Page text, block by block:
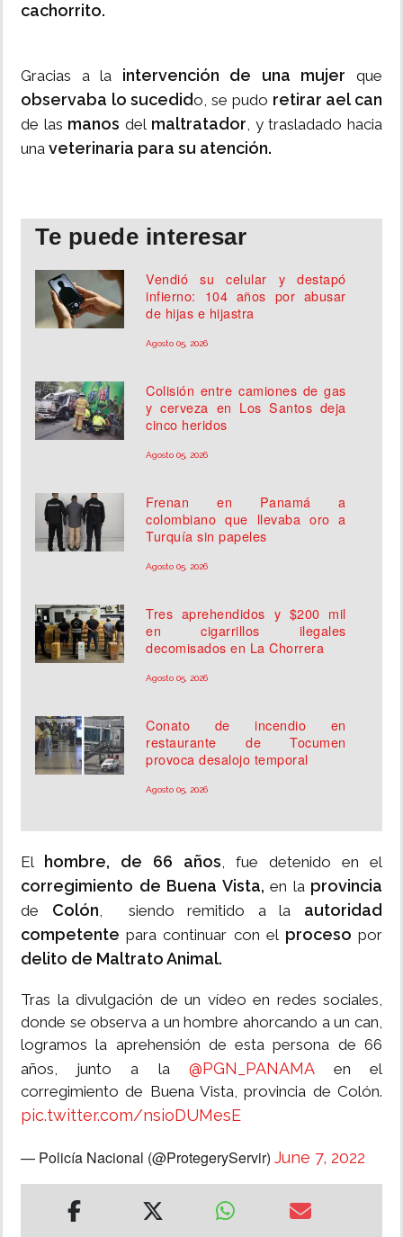
cachorrito.
Gracias a la intervención de una mujer que
observaba lo sucedido, se pudo retirar ael can
de las manosdel maltratador, y trasladado hacia
una veterinaria para su atención.
Te puede interesar
Vendió su celular y destapó
infierno: 104 años por abusar
de hijas e hijastra
Agosto 05, 2026
Colisión entre camiones de gas
y cerveza en Los Santos deja
cinco heridos
Agosto 05, 2026
Frenan en Panamá a
colombiano que llevaba oro a
Turquía sin papeles
Agosto 05, 2026
Tres aprehendidos y $200 mil
en cigarrillos ilegales
decomisados en La Chorrera
Agosto 05, 2026
Conato de incendio en
restaurante de Tocumen
provoca desalojo temporal
Agosto 05, 2026
El hombre, de 66 años, fue detenido en el
corregimiento de Buena Vista, en laprovincia
de Colón, siendo remitido a la autoridad
competente para continuar con el proceso por
delito de Maltrato Animal.
Tras la divulgación de un vídeo en redes sociales,
donde se observa a un hombre ahorcando a un can,
logramos la aprehensión de esta persona de 66
años, junto a la @PGN_PANAMAen el
corregimiento de Buena Vista, provincia de Colón.
pic.twitter.com/nsioDUMesE
— Policía Nacional (@ProtegeryServir) June 7, 2022